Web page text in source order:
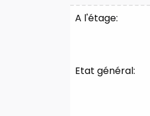
A l'étage:
Etat général: